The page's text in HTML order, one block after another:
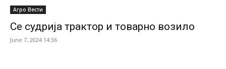
Агро Вести
Се судрија трактор и товарно возило
June 7, 2024 14:36